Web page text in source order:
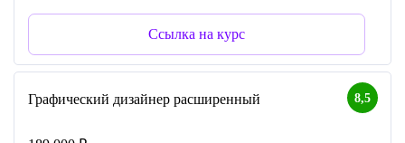
Ссылка на курс
8,5
Графический дизайнер расширенный